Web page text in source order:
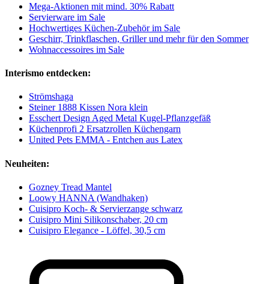
Mega-Aktionen mit mind. 30% Rabatt
Servierware im Sale
Hochwertiges Küchen-Zubehör im Sale
Geschirr, Trinkflaschen, Griller und mehr für den Sommer
Wohnaccessoires im Sale
Interismo entdecken:
Strömshaga
Steiner 1888 Kissen Nora klein
Esschert Design Aged Metal Kugel-Pflanzgefäß
Küchenprofi 2 Ersatzrollen Küchengarn
United Pets EMMA - Entchen aus Latex
Neuheiten:
Gozney Tread Mantel
Loowy HANNA (Wandhaken)
Cuisipro Koch- & Servierzange schwarz
Cuisipro Mini Silikonschaber, 20 cm
Cuisipro Elegance - Löffel, 30,5 cm